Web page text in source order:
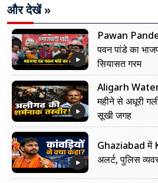
और देखें »
Pawan
पवन पांडे का
सियासत गरम
Aligarh
महीने से अधूरी
सूखी जगह
Ghaziabad में
अलर्ट, पुलिस